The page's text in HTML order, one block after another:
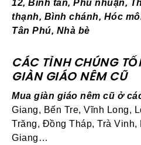
12, Bình tân, Phú nhuận,
thạnh, Bình chánh, Hóc
Tân Phú, Nhà bè
CÁC TỈNH CHÚNG
GIÀN GIÁO NÊMCŨ
Mua giàn giáo nêm cũ ở
Giang, Bến Tre, Vĩnh Long,
Trăng, Đồng Tháp, Trà Vinh,
Giang…